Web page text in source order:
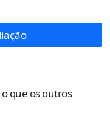
que os outros